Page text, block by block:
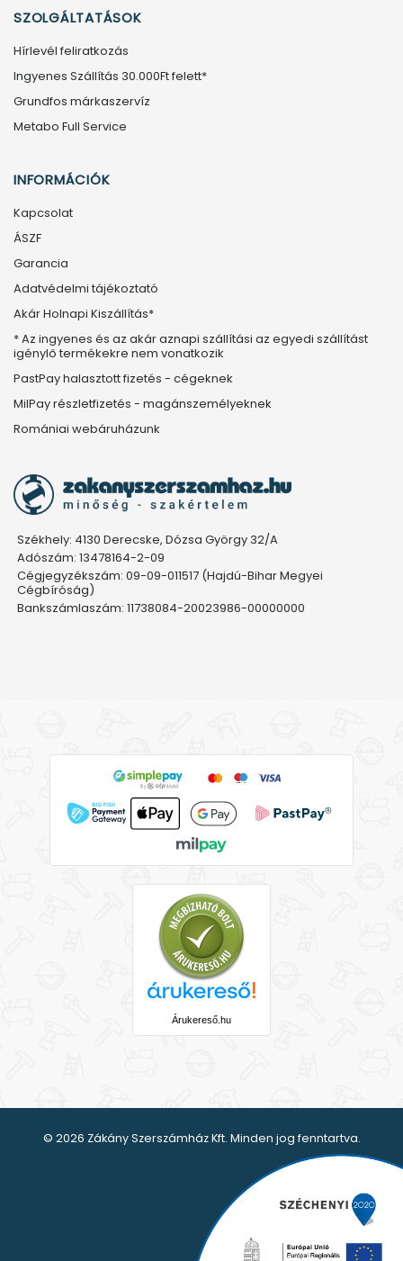
SZOLGÁLTATÁSOK
Hírlevél feliratkozás
Ingyenes Szállítás 30.000Ft felett*
Grundfos márkaszervíz
Metabo Full Service
INFORMÁCIÓK
Kapcsolat
ÁSZF
Garancia
Adatvédelmi tájékoztató
Akár Holnapi Kiszállítás*
* Az ingyenes és az akár aznapi szállítási az egyedi szállítást
igénylő termékekre nem vonatkozik
PastPay halasztott fizetés - cégeknek
MilPay részletfizetés - magánszemélyeknek
Romániai webáruházunk
Székhely: 4130 Derecske, Dózsa György 32/A
Adószám: 13478164-2-09
Cégjegyzékszám: 09-09-011517 (Hajdú-Bihar Megyei
Cégbíróság)
Bankszámlaszám: 11738084-20023986-00000000
Árukereső.hu
© 2026 Zákány Szerszámház Kft. Minden jog fenntartva.